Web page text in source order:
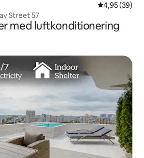
4,95 av 5 i
4,95 (39)
Street 57
med luftkonditionering